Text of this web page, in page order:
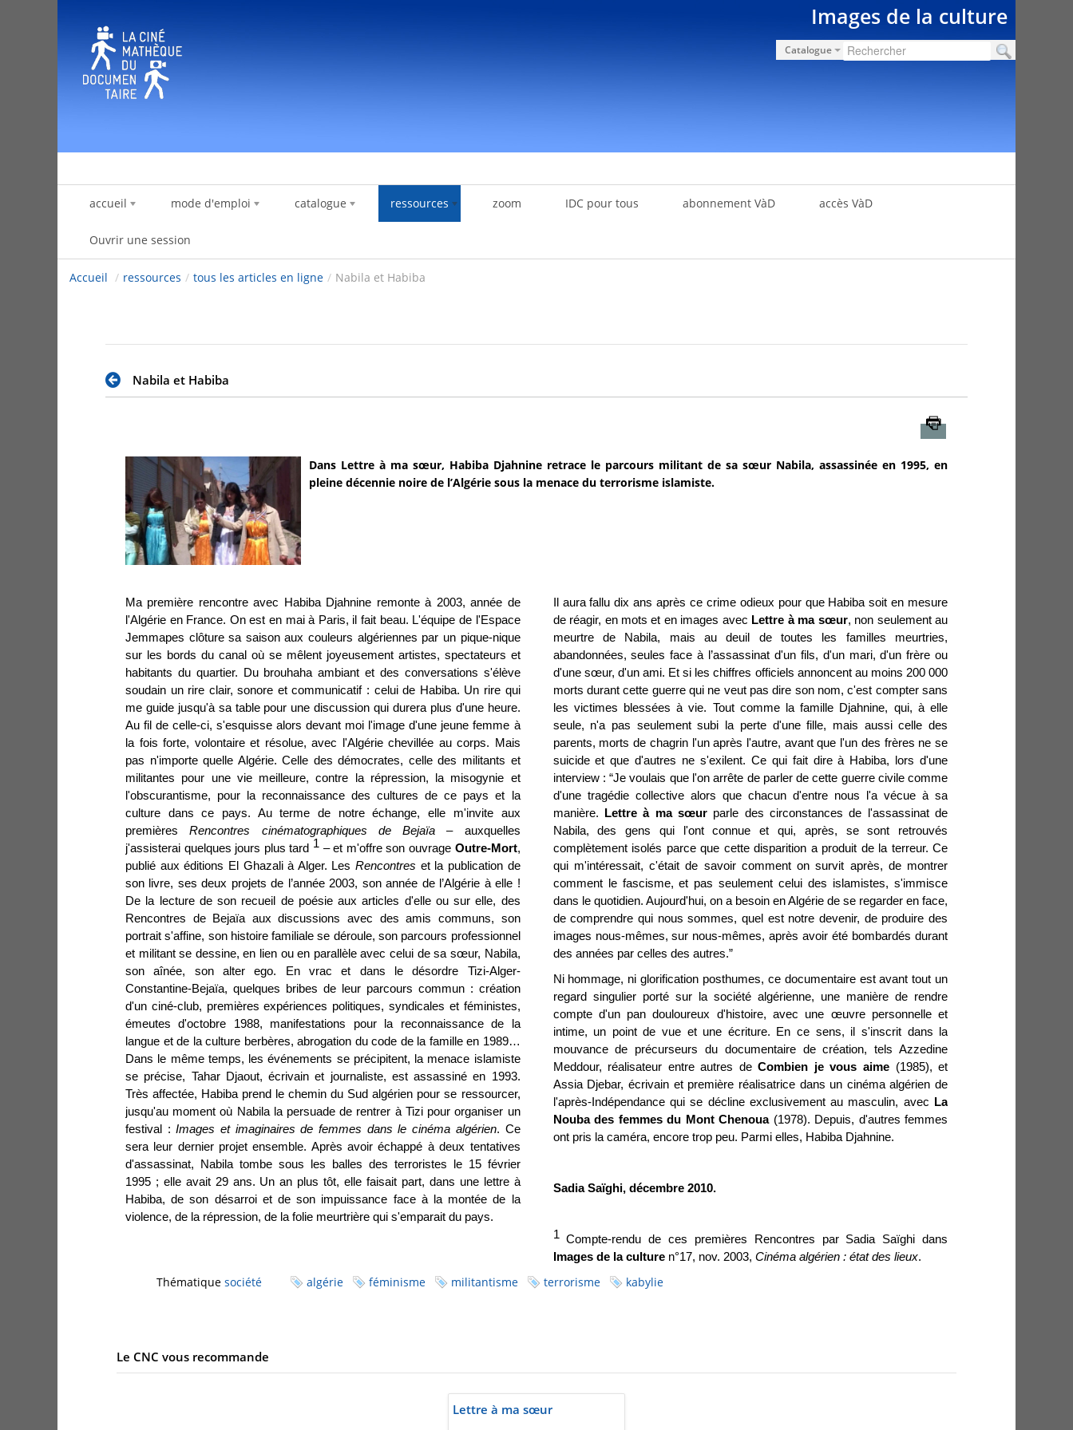
Images de la culture
Catalogue
accueil mode d'emploi catalogue ressources zoom IDC pour tous abonnement VàD accès VàD
Ouvrir une session
Accueil / ressources / tous les articles en ligne / Nabila et Habiba
Nabila et Habiba
Dans Lettre à ma sœur, Habiba Djahnine retrace le parcours militant de sa sœur Nabila, assassinée en 1995, en
pleine décennie noire de l’Algérie sous la menace du terrorisme islamiste.
Ma première rencontre avec Habiba Djahnine remonte à 2003, année de
l'Algérie en France. On est en maià Paris, il fait beau. L'équipe de l'Espace
Jemmapes clôture sa saison aux couleurs algériennes par un pique-nique
sur les bords du canal où se mêlent joyeusement artistes, spectateurs et
habitants du quartier. Du brouhaha ambiant et des conversations s'élève
soudain un rire clair, sonore et communicatif : celui de Habiba. Un rire qui
me guide jusqu'à sa table pour une discussion qui durera plus d'une heure.
Au fil de celle-ci, s'esquisse alors devant moi l'image d'une jeune femme à
la fois forte, volontaire et résolue, avec l'Algérie chevillée au corps. Mais
pas n'importe quelle Algérie. Celle des démocrates, celle des militants et
militantes pour une vie meilleure, contre la répression, la misogynie et
l'obscurantisme, pour la reconnaissance des cultures de ce pays et la
culture dans ce pays. Au terme de notre échange, elle m'invite aux
premièresRencontres cinématographiques de Bejaïa– auxquelles
j'assisterai quelques jours plus tard 1 –et m'offre son ouvrage Outre-Mort,
publié aux éditions El Ghazali à Alger. LesRencontres et la publication de
son livre, ses deux projets de l’année 2003, son année de l’Algérie à elle !
De la lecture de son recueil de poésie aux articles d'elle ou sur elle, des
Rencontres de Bejaïa aux discussions avec des amis communs, son
portrait s'affine, son histoire familiale se déroule, son parcours professionnel
et militant se dessine, en lien ou en parallèle avec celui de sa sœur, Nabila,
son aînée, son alter ego. En vrac et dans le désordre Tizi-Alger-
Constantine-Bejaïa, quelques bribes de leur parcours commun : création
d'un ciné-club, premières expériences politiques, syndicales et féministes,
émeutes d'octobre 1988, manifestations pour la reconnaissance de la
langue et de la culture berbères, abrogation du code de la famille en 1989…
Dans le même temps, les événements se précipitent, la menace islamiste
se précise, Tahar Djaout, écrivain et journaliste, est assassiné en 1993.
Très affectée, Habiba prend le chemin du Sud algérien pour se ressourcer,
jusqu'au moment où Nabila la persuade de rentrer à Tizi pour organiser un
festival :Images et imaginaires de femmes dans le cinéma algérien. Ce
sera leur dernier projet ensemble. Après avoir échappé à deux tentatives
d'assassinat, Nabila tombe sous les balles des terroristes le 15 février
1995 ; elle avait 29 ans. Un an plus tôt, elle faisait part, dans une lettre à
Habiba, de son désarroi et de son impuissance face à la montée de la
violence, de la répression, de la folie meurtrière qui s'emparait du pays.
Il aura fallu dix ans après ce crime odieux pour que Habiba soit en mesure
de réagir, en mots et en images avec Lettre à ma sœur, non seulement au
meurtre de Nabila, mais au deuil de toutes les familles meurtries,
abandonnées, seules face à l’assassinat d'un fils, d'un mari, d'un frère ou
d'une sœur, d'un ami. Et si les chiffres officiels annoncent au moins 200 000
morts durant cette guerre qui ne veut pas dire son nom, c'est compter sans
les victimes blessées à vie. Tout comme la famille Djahnine, qui, à elle
seule, n'a pas seulement subi la perte d'une fille, mais aussi celle des
parents, morts de chagrin l'un après l'autre, avant que l'un des frères ne se
suicide et que d'autres ne s'exilent. Ce qui fait dire à Habiba, lors d'une
interview : “Je voulais que l'on arrête de parler de cette guerre civile comme
d'une tragédie collective alors que chacun d'entre nous l'a vécue à sa
manière. Lettre à ma sœur parle des circonstances de l'assassinat de
Nabila, des gens qui l'ont connue et qui, après, se sont retrouvés
complètement isolés parce que cette disparition a produit de la terreur. Ce
qui m'intéressait, c'était de savoir comment on survit après, de montrer
comment le fascisme, et pas seulement celui des islamistes, s'immisce
dans le quotidien. Aujourd'hui, on a besoin en Algérie de se regarder en face,
de comprendre qui nous sommes, quel est notre devenir, de produire des
images nous-mêmes, sur nous-mêmes, après avoir été bombardés durant
des années par celles des autres.”
Ni hommage, niglorification posthumes, ce documentaire est avant tout un
regard singulier porté sur la société algérienne, une manière de rendre
compte d'un pan douloureux d'histoire, avec une œuvre personnelle et
intime, un point de vue et une écriture. En ce sens, il s'inscrit dans la
mouvance de précurseurs du documentaire de création, tels Azzedine
Meddour, réalisateur entre autres deCombien je vous aime (1985), et
Assia Djebar, écrivain et première réalisatrice dans un cinéma algérien de
l'après-Indépendance qui se décline exclusivement au masculin, avec La
Noubades femmes du Mont Chenoua (1978). Depuis, d'autres femmes
ont pris la caméra, encore trop peu. Parmi elles, Habiba Djahnine.
Sadia Saïghi, décembre 2010.
1Compte-rendu de ces premières Rencontres par Sadia Saïghi dans
Images de la culture n°17, nov. 2003, Cinéma algérien : état des lieux.
Thématique société algérie féminisme militantisme terrorisme kabylie
Le CNC vous recommande
Lettre à ma sœur